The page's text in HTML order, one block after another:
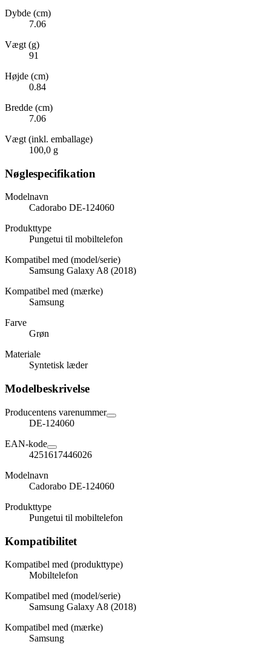
Dybde (cm)
7.06
Vægt (g)
91
Højde (cm)
0.84
Bredde (cm)
7.06
Vægt (inkl. emballage)
100,0 g
Nøglespecifikation
Modelnavn
Cadorabo DE-124060
Produkttype
Pungetui til mobiltelefon
Kompatibel med (model/serie)
Samsung Galaxy A8 (2018)
Kompatibel med (mærke)
Samsung
Farve
Grøn
Materiale
Syntetisk læder
Modelbeskrivelse
Producentens varenummer
DE-124060
EAN-kode
4251617446026
Modelnavn
Cadorabo DE-124060
Produkttype
Pungetui til mobiltelefon
Kompatibilitet
Kompatibel med (produkttype)
Mobiltelefon
Kompatibel med (model/serie)
Samsung Galaxy A8 (2018)
Kompatibel med (mærke)
Samsung